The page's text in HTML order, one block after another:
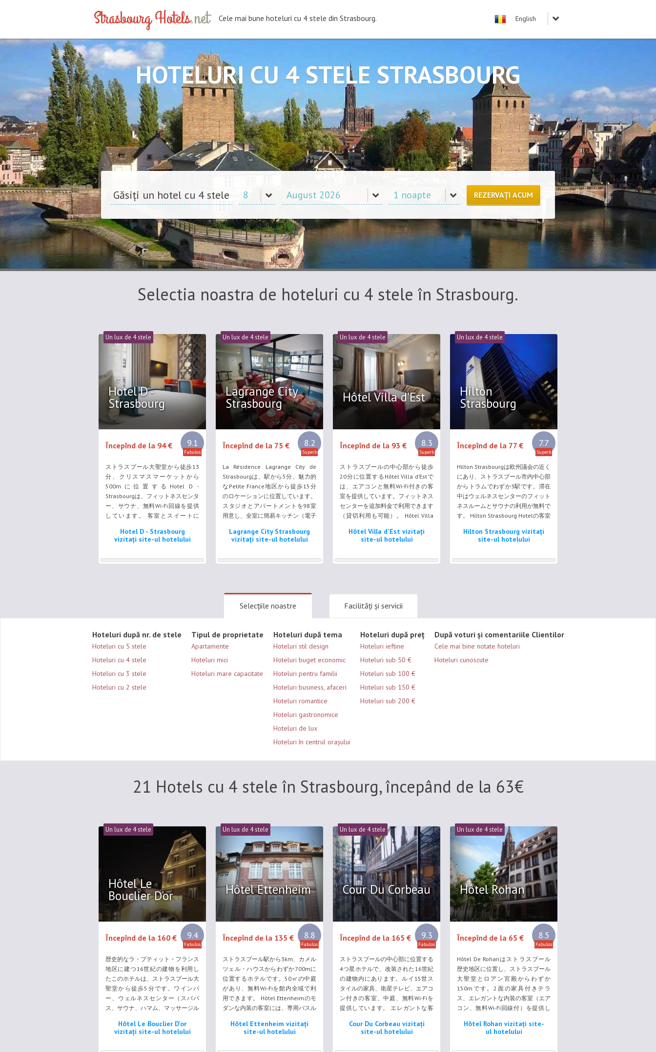
Strasbourg Hotels.net Cele mai bune hoteluri cu 4 stele din Strasbourg.
HOTELURI CU 4 STELE STRASBOURG
Găsiți un hotel cu 4 stele REZERVAȚI ACUM
Selectia noastra de hoteluri cu 4 stele în Strasbourg.
Un lux de 4 stele
Hotel D -
Strasbourg
9.1
Fabulos
Începînd de la 94 €
ストラスブール大聖堂から徒歩13
分、クリスマスマーケットから
500mに位置するHotel D -
Strasbourgは、フィットネスセンタ
ー、サウナ、無料Wi-Fi回線を提供
しています。 客室とスイートに
iPodドック、電話、専用バスルーム
（バスタブまたはシャワー、無料バ
が備わっています。 ...
Hotel D - Strasbourg
vizitați site-ul hotelului
Un lux de 4 stele
Lagrange City
Strasbourg
8.2
Superb
Începînd de la 75 €
La Résidence Lagrange City de
Strasbourgは、駅から5分、魅力的
なPetite France地区から徒歩15分
のロケーションに位置しています。
スタジオとアパートメントを98室
用意し、全室に簡易キッチン（電子
ム、リビングエリアが備わっていま
す。 リラックスには、フィットネ
ングプールをご利用ください。 別
Lagrange City Strasbourg
vizitați site-ul hotelului
Un lux de 4 stele
Hôtel Villa d'Est
8.3
Superb
Începînd de la 93 €
ストラスブールの中心部から徒歩
20分に位置するHôtel Villa d’Estで
は、エアコンと無料Wi-Fi付きの客
室を提供しています。フィットネス
センターを追加料金で利用できます
（貸切利用も可能）。 Hôtel Villa
ンな内装で、薄型衛星テレビ、デス
り、リクエストに応じて客室でも楽
す。夏季には屋外テラスも利用でき
ます。...
Hôtel Villa d'Est vizitați
site-ul hotelului
Un lux de 4 stele
Hilton
Strasbourg
7.7
Superb
Începînd de la 77 €
Hilton Strasbourgは欧州議会の近く
にあり、ストラスブール市内中心部
からトラムでわずか3駅です。滞在
中はウェルネスセンターのフィット
ネスルームとサウナの利用が無料で
す。 Hilton Strasbourg Hotelの客室
たは大聖堂を望みます。一部の客室
Hilton Strasbourg vizitați
site-ul hotelului
Selecțiile noastre Facilități și servicii
Hoteluri după nr. de stele
Hoteluri cu 5 stele
Hoteluri cu 4 stele
Hoteluri cu 3 stele
Hoteluri cu 2 stele
Tipul de proprietate
Apartamente
Hoteluri mici
Hoteluri mare capacitate
Hoteluri după tema
Hoteluri stil design
Hoteluri buget economic
Hoteluri pentru familii
Hoteluri business, afaceri
Hoteluri romantice
Hoteluri gastronomice
Hoteluri de lux
Hoteluri în centrul orașului
Hoteluri după preț
Hoteluri ieftine
Hoteluri sub 50 €
Hoteluri sub 100 €
Hoteluri sub 150 €
Hoteluri sub 200 €
După voturi și comentariile Clientilor
Cele mai bine notate hoteluri
Hoteluri cunoscute
21 Hotels cu 4 stele în Strasbourg, începând de la 63€
Un lux de 4 stele
Hôtel Le
Bouclier D'or
9.4
Fabulos
Începînd de la 160 €
歴史的なラ・プティット・フランス
地区に建つ16世紀の建物を利用し
たこのホテルは、ストラスブール大
聖堂から徒歩5分です。ワインバ
ー、ウェルネスセンター（スパバ
ス、サウナ、ハマム、マッサージル
Le Bouclier d’Orの広々とした客室
にはアンティーク家具、エアコン、
Hôtel Le Bouclier D'or
vizitați site-ul hotelului
Un lux de 4 stele
Hôtel Ettenheim
8.8
Fabulos
Începînd de la 135 €
ストラスブール駅から3km、カメル
ツェル・ハウスからわずか700mに
位置するホテルです。50㎡の中庭
があり、無料Wi-Fiを館内全域で利
用できます。 Hôtel Ettenheimのモ
ダンな内装の客室には、専用バスル
型衛星テレビ、ミニバー、電気ポッ
Hôtel Ettenheim vizitați
site-ul hotelului
Un lux de 4 stele
Cour Du Corbeau
9.3
Fabulos
Începînd de la 165 €
ストラスブールの中心部に位置する
4つ星ホテルで、改装された16世紀
の建物内にあります。ルイ15世ス
タイルの家具、衛星テレビ、エアコ
ン付きの客室、中庭、無料Wi-Fiを
提供しています。 エレガントな客
Wi-Fi回線が備わっています。一部
Cour Du Corbeau vizitați
site-ul hotelului
Un lux de 4 stele
Hôtel Rohan
8.5
Fabulos
Începînd de la 65 €
Hôtel De Rohanはストラスブール
歴史地区に位置し、ストラスブール
大聖堂とロアン宮殿からわずか
150mです。2面の家具付きテラ
ス、エレガントな内装の客室（エア
コン、無料Wi-Fi回線付）を提供し
のエレガントな内装で、衛星テレ
Hôtel Rohan vizitați site-
ul hotelului